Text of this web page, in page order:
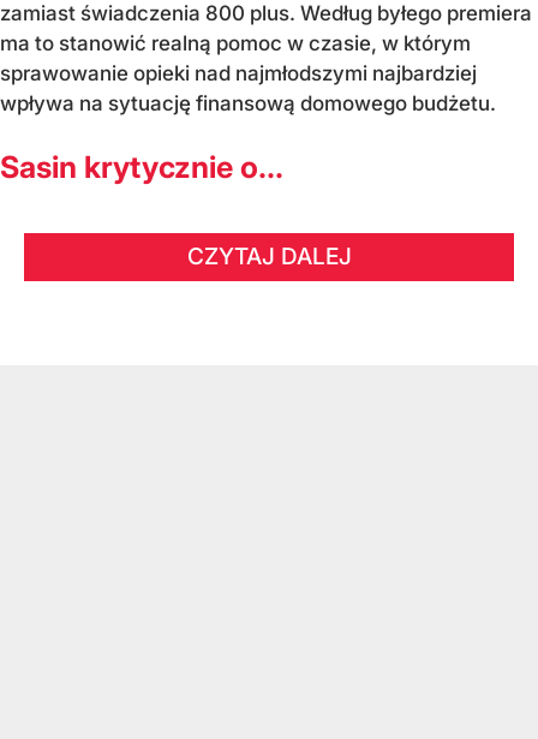
zamiast świadczenia 800 plus. Według byłego premiera
ma to stanowić realną pomoc w czasie, w którym
sprawowanie opieki nad najmłodszymi najbardziej
wpływa na sytuację finansową domowego budżetu.
Sasin krytycznie o...
CZYTAJ DALEJ